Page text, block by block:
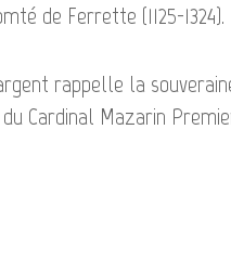
de Ferrette (1125-1324).
rappelle la
Cardinal Mazarin